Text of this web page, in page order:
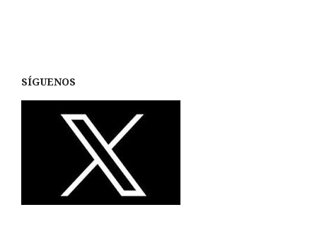
SÍGUENOS